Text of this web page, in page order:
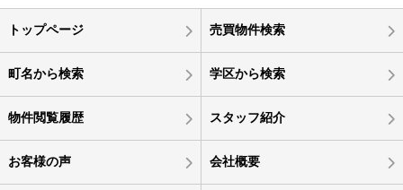
トップページ 売買物件検索
町名から検索 学区から検索
物件閲覧履歴 スタッフ紹介
お客様の声 会社概要